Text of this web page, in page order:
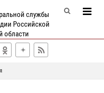
службы
Российской
области